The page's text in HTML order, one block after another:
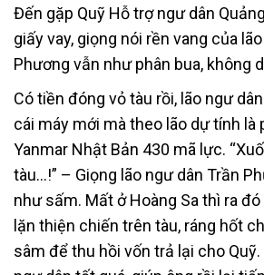
Đến gặp Quỹ Hỗ trợ ngư dân
giấy vay, giọng nói rền vang của
Phương vẫn như phân bua, không
Có tiền đóng vỏ tàu rồi, lão ngư
cái máy mới mà theo lão dự tính là
Yanmar Nhật Bản 430 mã lực.
tàu…!” – Giọng lão ngư dân Trần
như sấm. Mất ở Hoàng Sa thì ra
lặn thiện chiến trên tàu, ráng hốt
sâm để thu hồi vốn trả lại cho